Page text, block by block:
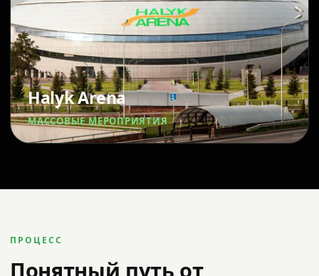
Halyk Arena
МАССОВЫЕ МЕРОПРИЯТИЯ
ПРОЦЕСС
Понятный путь от